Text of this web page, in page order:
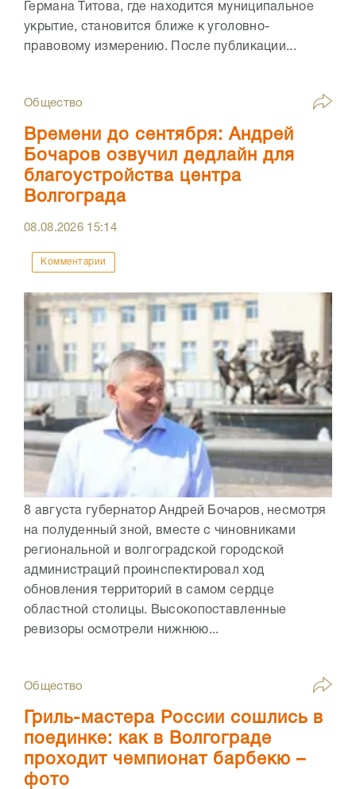
Германа Титова, где находится муниципальное
укрытие, становится ближе к уголовно-
правовому измерению. После публикации...
Общество
Времени до сентября: Андрей
Бочаров озвучил дедлайн для
благоустройства центра
Волгограда
08.08.2026 15:14
Комментарии
8 августа губернатор Андрей Бочаров, несмотря
на полуденный зной, вместе с чиновниками
региональной и волгоградской городской
администраций проинспектировал ход
обновления территорий в самом сердце
областной столицы. Высокопоставленные
ревизоры осмотрели нижнюю...
Общество
Гриль-мастера России сошлись в
поединке: как в Волгограде
проходит чемпионат барбекю –
фото